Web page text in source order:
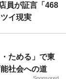
員が証言「468
イ現実
ためる」で東
社会への道
Sponsored